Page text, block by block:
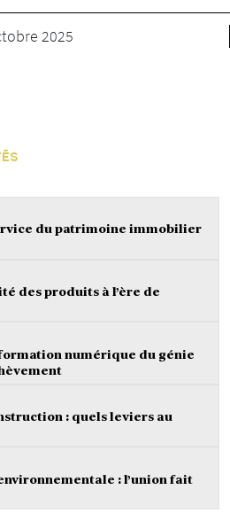
2025
du patrimoine immobilier
des produits à l’ère de
numérique du génie
: quels leviers au
: l’union fait